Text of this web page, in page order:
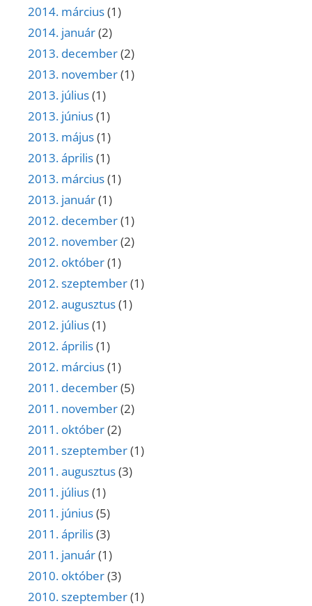
2014. március(1)
2014. január(2)
2013. december(2)
2013. november(1)
2013. július(1)
2013. június(1)
2013. május(1)
2013. április(1)
2013. március(1)
2013. január(1)
2012. december(1)
2012. november(2)
2012. október(1)
2012. szeptember(1)
2012. augusztus(1)
2012. július(1)
2012. április(1)
2012. március(1)
2011. december(5)
2011. november(2)
2011. október(2)
2011. szeptember(1)
2011. augusztus(3)
2011. július(1)
2011. június(5)
2011. április(3)
2011. január(1)
2010. október(3)
2010. szeptember(1)